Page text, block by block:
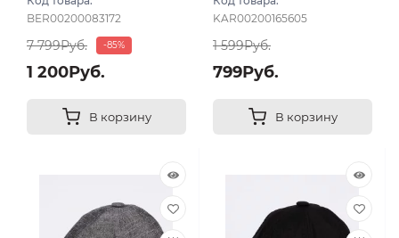
BER00200083172
7 799Руб. -85%
1 200Руб.
В корзину
KAR00200165605
1 599Руб.
799Руб.
В корзину